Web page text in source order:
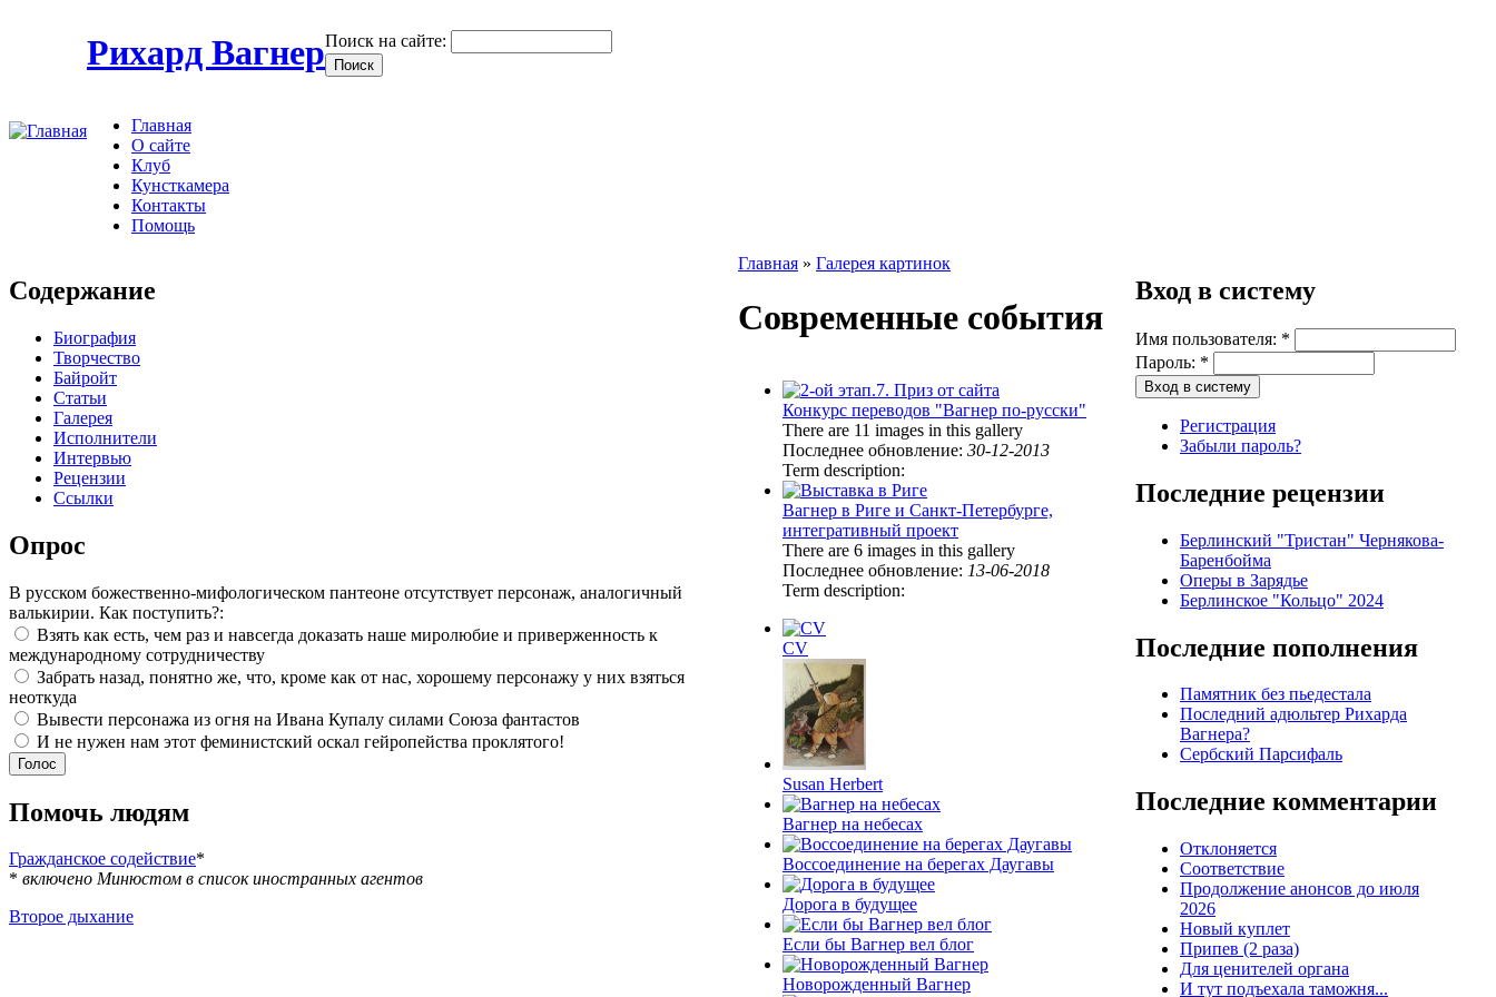
Рихард ВагнерПоиск на сайте:
Главная
О сайте
Клуб
Кунсткамера
Контакты
Помощь
Содержание
Биография
Творчество
Байройт
Статьи
Галерея
Исполнители
Интервью
Рецензии
Ссылки
Опрос
В русском божественно-мифологическом пантеоне отсутствует персонаж, аналогичный
валькирии. Как поступить?:
Взять как есть, чем раз и навсегда доказать наше миролюбие и приверженность к
международному сотрудничеству
Забрать назад, понятно же, что, кроме как от нас, хорошему персонажу у них взяться
неоткуда
Вывести персонажа из огня на Ивана Купалу силами Союза фантастов
И не нужен нам этот феминистский оскал гейропейства проклятого!
Помочь людям
Гражданское содействие*
* включено Минюстом в список иностранных агентов
Второе дыхание
Главная » Галерея картинок
Современные события
Конкурс переводов "Вагнер по-русски"
There are 11 images in this gallery
Последнее обновление: 30-12-2013
Term description:
Вагнер в Риге и Санкт-Петербурге,
интегративный проект
There are 6 images in this gallery
Последнее обновление: 13-06-2018
Term description:
CV
Susan Herbert
Вагнер на небесах
Воссоединение на берегах Даугавы
Дорога в будущее
Если бы Вагнер вел блог
Новорожденный Вагнер
Вход в систему
Имя пользователя: *
Пароль: *
Регистрация
Забыли пароль?
Последние рецензии
Берлинский "Тристан" Чернякова-
Баренбойма
Оперы в Зарядье
Берлинское "Кольцо" 2024
Последние пополнения
Памятник без пьедестала
Последний адюльтер Рихарда
Вагнера?
Сербский Парсифаль
Последние комментарии
Отклоняется
Соответствие
Продолжение анонсов до июля
2026
Новый куплет
Припев (2 раза)
Для ценителей органа
И тут подъехала таможня...